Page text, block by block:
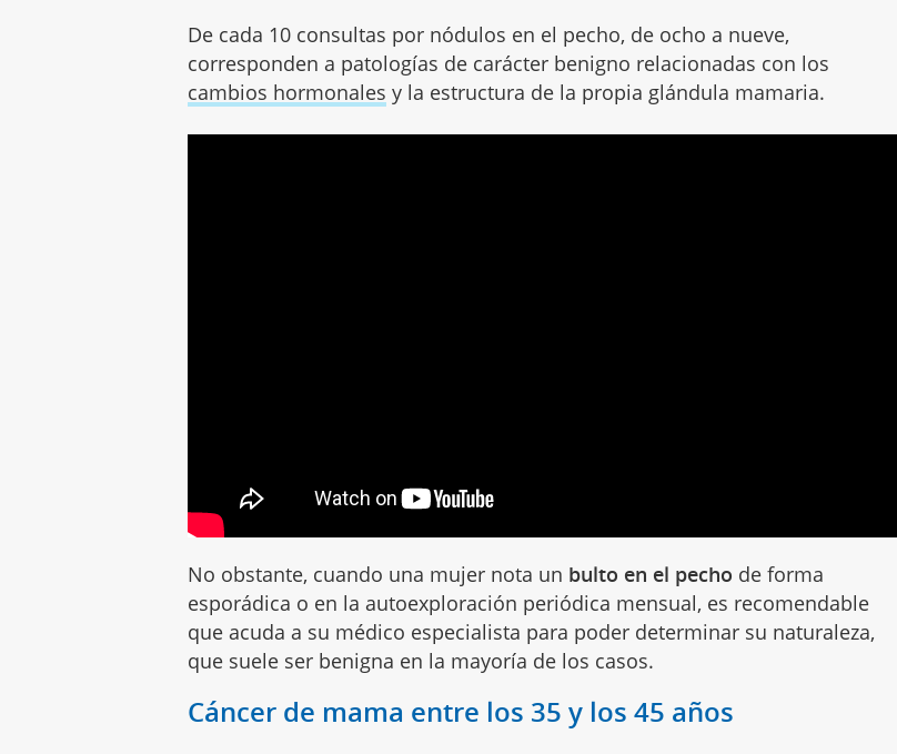
De cada 10 consultas por nódulos en el pecho, de ocho a nueve,
corresponden a patologías de carácter benigno relacionadas con los
cambios hormonales y la estructura de la propia glándula mamaria.
No obstante, cuando una mujer nota un bulto en el pecho de forma
esporádica o en la autoexploración periódica mensual, es recomendable
que acuda a su médico especialista para poder determinar su naturaleza,
que suele ser benigna en la mayoría de los casos.
Cáncer de mama entre los 35 y los 45 años